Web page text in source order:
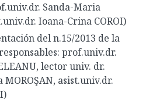
Sanda-Maria
Ioana-Crina COROI)
del n.15/2013 de la
prof.univ.dr.
lector univ. dr.
asist.univ.dr.